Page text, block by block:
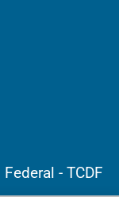
- TCDF